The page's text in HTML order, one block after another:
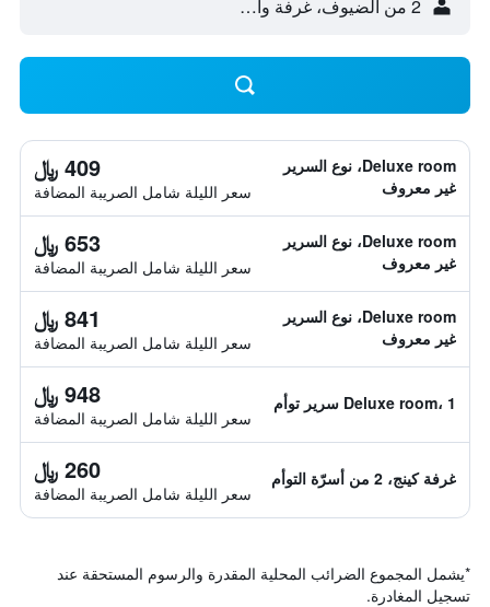
2 من الضيوف، غرفة واحدة
Deluxe room، نوع السرير
غير معروف
409 ﷼
سعر الليلة شامل الصريبة المضافة
Deluxe room، نوع السرير
غير معروف
653 ﷼
سعر الليلة شامل الصريبة المضافة
Deluxe room، نوع السرير
غير معروف
841 ﷼
سعر الليلة شامل الصريبة المضافة
Deluxe room، 1 سرير توأم 948 ﷼
سعر الليلة شامل الصريبة المضافة
غرفة كينج، 2 من أسرّة التوأم 260 ﷼
سعر الليلة شامل الصريبة المضافة
*يشمل المجموع الضرائب المحلية المقدرة والرسوم المستحقة عند
تسجيل المغادرة.